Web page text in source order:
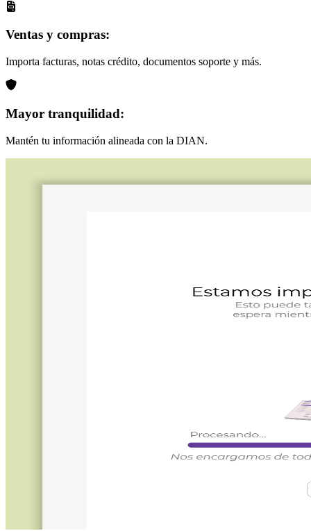
Ventas y compras:
Importa facturas, notas crédito, documentos soporte y más.
Mayor tranquilidad:
Mantén tu información alineada con la DIAN.